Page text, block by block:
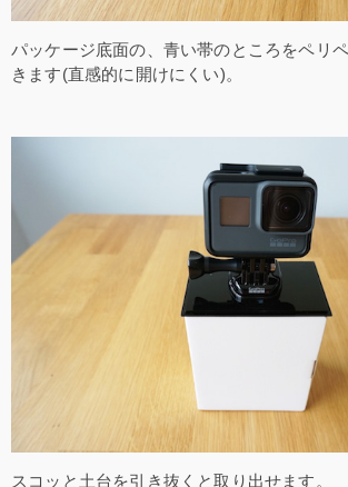
パッケージ底面の、青い帯のところをペリ
きます(直感的に開けにくい)。
スコッと土台を引き抜くと取り出せます。